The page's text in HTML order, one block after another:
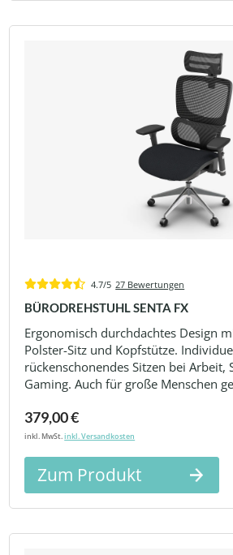
4.7/5 27 Bewertungen
BÜRODREHSTUHL SENTA FX
Ergonomisch durchdachtes Design
Polster-Sitz und Kopfstütze.
rückenschonendes Sitzen bei Arbeit,
Gaming. Auch für große Menschen
379,00 €
inkl. MwSt.inkl. Versandkosten
Zum Produkt